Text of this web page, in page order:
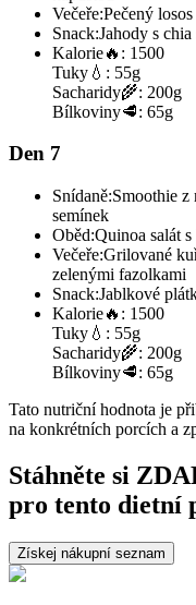
Večeře:Pečený
Snack:Jahody s
Kalorie🔥: 1500
Tuky 💧: 55g
Sacharidy🌾: 200g
Bílkoviny🥩: 65g
Den 7
Snídaně:Smoothie z
semínek
Oběd:Quinoa salát
Večeře:Grilované
zelenými fazolkami
Snack:Jablkové
Kalorie🔥: 1500
Tuky 💧: 55g
Sacharidy🌾: 200g
Bílkoviny🥩: 65g
Tato nutriční hodnota je
na konkrétních porcích a
Stáhněte si
pro tento dietní
Získej nákupní seznam